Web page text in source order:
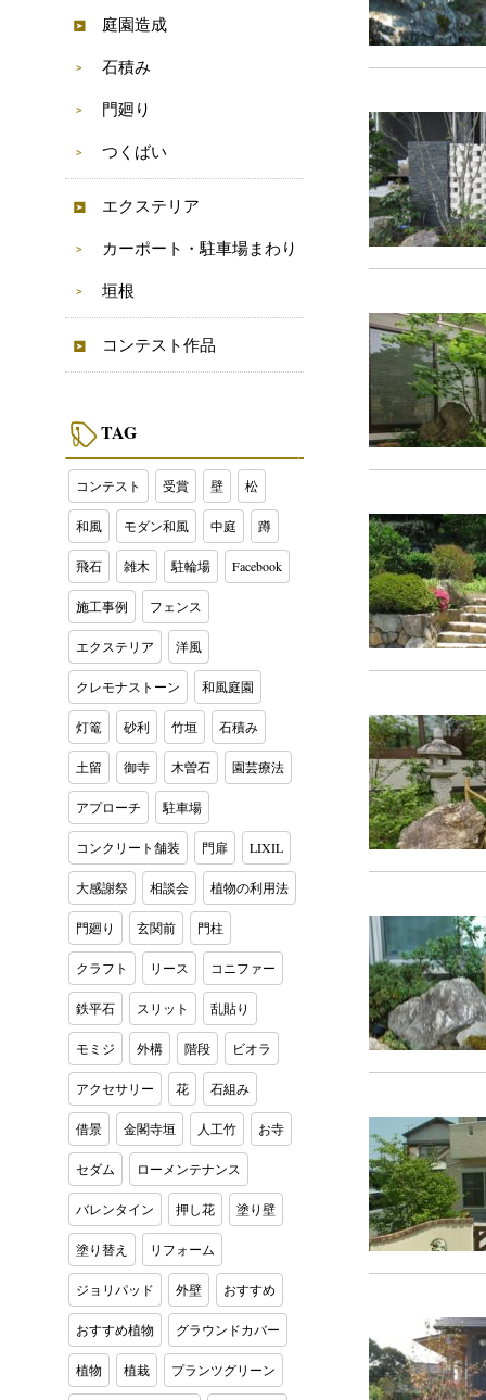
庭園造成
石積み
門廻り
つくばい
エクステリア
カーポート・駐車場まわり
垣根
コンテスト作品
TAG
コンテスト 受賞 壁 松
和風 モダン和風 中庭 蹲
飛石 雑木 駐輪場 Facebook
施工事例 フェンス
エクステリア 洋風
クレモナストーン 和風庭園
灯篭 砂利 竹垣 石積み
土留 御寺 木曽石 園芸療法
アプローチ 駐車場
コンクリート舗装 門扉 LIXIL
大感謝祭 相談会 植物の利用法
門廻り 玄関前 門柱
クラフト リース コニファー
鉄平石 スリット 乱貼り
モミジ 外構 階段 ビオラ
アクセサリー 花 石組み
借景 金閣寺垣 人工竹 お寺
セダム ローメンテナンス
バレンタイン 押し花 塗り壁
塗り替え リフォーム
ジョリパッド 外壁 おすすめ
おすすめ植物 グラウンドカバー
植物 植栽 プランツグリーン